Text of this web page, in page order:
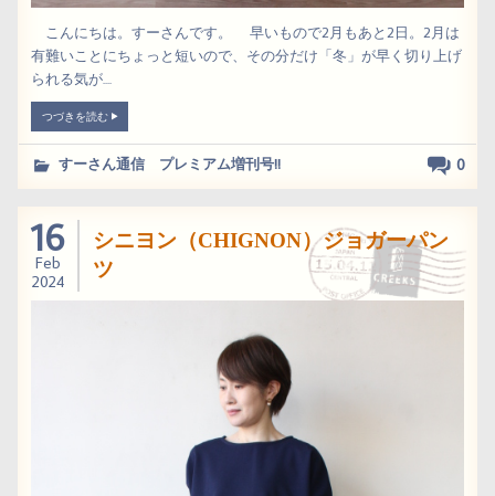
こんにちは。すーさんです。 早いもので2月もあと2日。2月は
有難いことにちょっと短いので、その分だけ「冬」が早く切り上げ
られる気が....
つづきを読む
0
すーさん通信 プレミアム増刊号!!
16
Feb
2024
シニヨン（CHIGNON）ジョガーパン
ツ